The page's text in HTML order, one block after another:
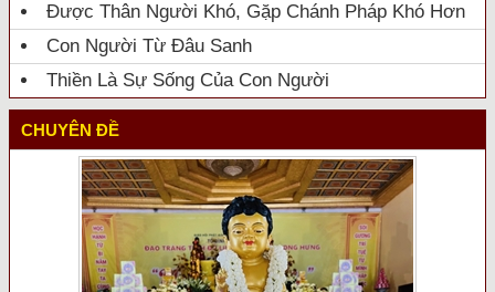
Được Thân Người Khó, Gặp Chánh Pháp Khó Hơn
Con Người Từ Đâu Sanh
Thiền Là Sự Sống Của Con Người
CHUYÊN ĐỀ